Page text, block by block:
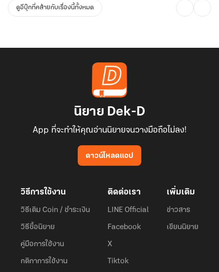
ดูอีบุ๊กที่คล้ายกับเรื่องนี้ทั้งหมด
นิยาย Dek-D
App ที่จะทำให้คุณอ่านนิยายจนวางมือถือไม่ลง!
ดาวน์โหลดแอป
วิธีการใช้งาน
วิธีเติม Coin / ชำระเงิน
วิธีซื้อนิยาย
คู่มือการใช้งาน
กติกาการใช้งาน
ติดต่อเรา
LINE Official
Facebook
X
Tiktok
เพิ่มเติม
ข่าวสาร
เขียนนิยาย